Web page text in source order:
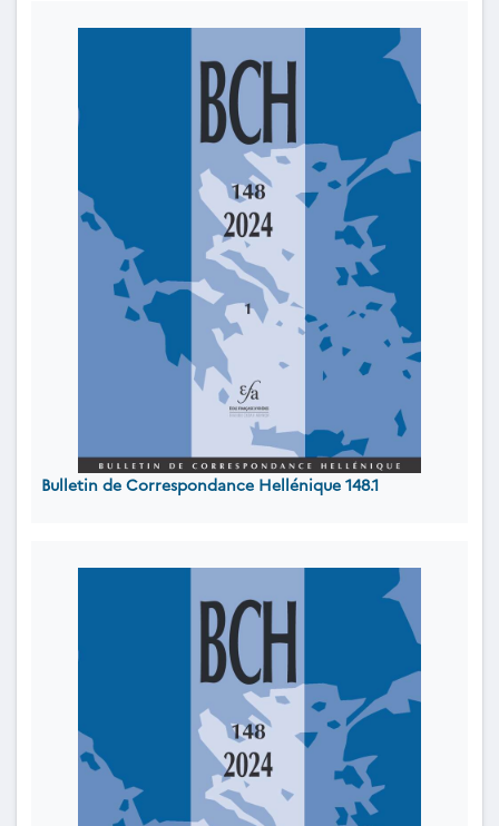
Bulletin de Correspondance Hellénique 148.1